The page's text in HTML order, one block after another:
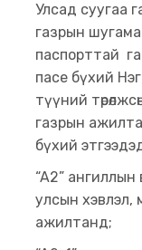
Улсад суугаа
газрын
паспорттай
пасе бүхий
түүний
газрын
бүхий
“A2”
улсын хэвлэл,
ажилтанд;